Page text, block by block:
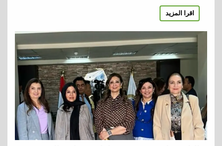
اقرا المزيد